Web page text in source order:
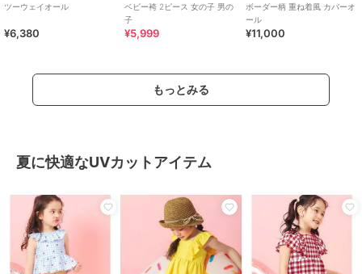
ツーウェイオール
¥6,380
ベビー袴 2ピース 女の子 男の
子
¥5,999
ボーダー柄 重ね着風 カバーオ
ール
¥11,000
もっとみる
夏に快適なUVカットアイテム